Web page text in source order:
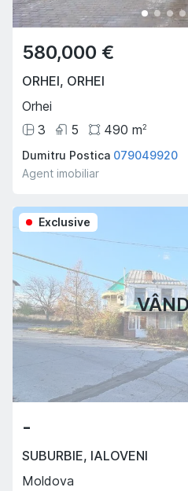
580,000 €
ORHEI, ORHEI
Orhei
3
5 490 m2
Dumitru Postica 079049920
Agent imobiliar
Exclusive
-
SUBURBIE, IALOVENI
Moldova